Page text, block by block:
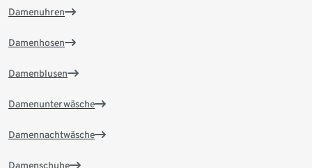
Damenuhren
Damenhosen
Damenblusen
Damenunterwäsche
Damennachtwäsche
Damenschuhe